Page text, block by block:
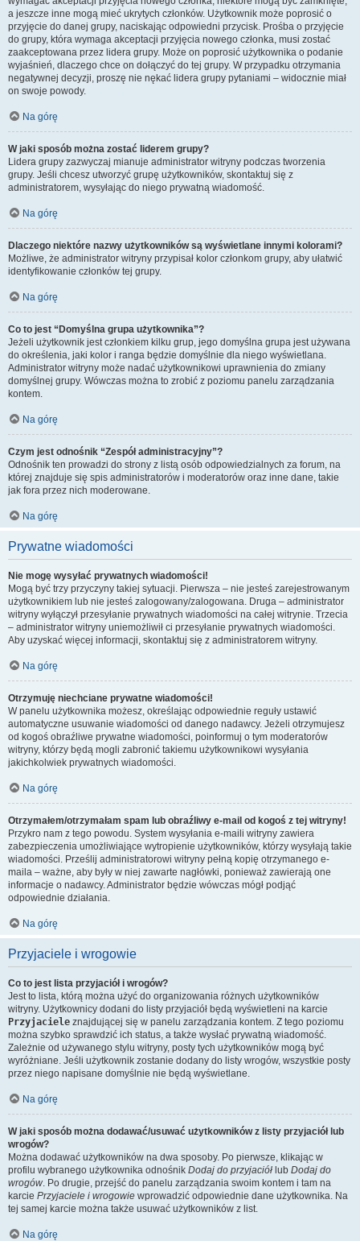
a jeszcze inne mogą mieć ukrytych członków. Użytkownik może poprosić o
przyjęcie do danej grupy, naciskając odpowiedni przycisk. Prośba o przyjęcie
do grupy, która wymaga akceptacji przyjęcia nowego członka, musi zostać
zaakceptowana przez lidera grupy. Może on poprosić użytkownika o podanie
wyjaśnień, dlaczego chce on dołączyć do tej grupy. W przypadku otrzymania
negatywnej decyzji, proszę nie nękać lidera grupy pytaniami – widocznie miał
on swoje powody.
Na górę
W jaki sposób można zostać liderem grupy?
Lidera grupy zazwyczaj mianuje administrator witryny podczas tworzenia
grupy. Jeśli chcesz utworzyć grupę użytkowników, skontaktuj się z
administratorem, wysyłając do niego prywatną wiadomość.
Na górę
Dlaczego niektóre nazwy użytkowników są wyświetlane innymi kolorami?
Możliwe, że administrator witryny przypisał kolor członkom grupy, aby ułatwić
identyfikowanie członków tej grupy.
Na górę
Co to jest “Domyślna grupa użytkownika”?
Jeżeli użytkownik jest członkiem kilku grup, jego domyślna grupa jest używana
do określenia, jaki kolor i ranga będzie domyślnie dla niego wyświetlana.
Administrator witryny może nadać użytkownikowi uprawnienia do zmiany
domyślnej grupy. Wówczas można to zrobić z poziomu panelu zarządzania
kontem.
Na górę
Czym jest odnośnik “Zespół administracyjny”?
Odnośnik ten prowadzi do strony z listą osób odpowiedzialnych za forum, na
której znajduje się spis administratorów i moderatorów oraz inne dane, takie
jak fora przez nich moderowane.
Na górę
Prywatne wiadomości
Nie mogę wysyłać prywatnych wiadomości!
Mogą być trzy przyczyny takiej sytuacji. Pierwsza – nie jesteś zarejestrowanym
użytkownikiem lub nie jesteś zalogowany/zalogowana. Druga – administrator
witryny wyłączył przesyłanie prywatnych wiadomości na całej witrynie. Trzecia
– administrator witryny uniemożliwił ci przesyłanie prywatnych wiadomości.
Aby uzyskać więcej informacji, skontaktuj się z administratorem witryny.
Na górę
Otrzymuję niechciane prywatne wiadomości!
W panelu użytkownika możesz, określając odpowiednie reguły ustawić
automatyczne usuwanie wiadomości od danego nadawcy. Jeżeli otrzymujesz
od kogoś obraźliwe prywatne wiadomości, poinformuj o tym moderatorów
witryny, którzy będą mogli zabronić takiemu użytkownikowi wysyłania
jakichkolwiek prywatnych wiadomości.
Na górę
Otrzymałem/otrzymałam spam lub obraźliwy e-mail od kogoś z tej witryny!
Przykro nam z tego powodu. System wysyłania e-maili witryny zawiera
zabezpieczenia umożliwiające wytropienie użytkowników, którzy wysyłają takie
wiadomości. Prześlij administratorowi witryny pełną kopię otrzymanego e-
maila – ważne, aby były w niej zawarte nagłówki, ponieważ zawierają one
informacje o nadawcy. Administrator będzie wówczas mógł podjąć
odpowiednie działania.
Na górę
Przyjaciele i wrogowie
Co to jest lista przyjaciół i wrogów?
Jest to lista, którą można użyć do organizowania różnych użytkowników
witryny. Użytkownicy dodani do listy przyjaciół będą wyświetleni na karcie
Przyjaciele znajdującej się w panelu zarządzania kontem. Z tego poziomu
można szybko sprawdzić ich status, a także wysłać prywatną wiadomość.
Zależnie od używanego stylu witryny, posty tych użytkowników mogą być
wyróżniane. Jeśli użytkownik zostanie dodany do listy wrogów, wszystkie posty
przez niego napisane domyślnie nie będą wyświetlane.
Na górę
W jaki sposób można dodawać/usuwać użytkowników z listy przyjaciół lub
wrogów?
Można dodawać użytkowników na dwa sposoby. Po pierwsze, klikając w
profilu wybranego użytkownika odnośnik Dodaj do przyjaciół lub Dodaj do
wrogów. Po drugie, przejść do panelu zarządzania swoim kontem i tam na
karcie Przyjaciele i wrogowie wprowadzić odpowiednie dane użytkownika. Na
tej samej karcie można także usuwać użytkowników z list.
Na górę